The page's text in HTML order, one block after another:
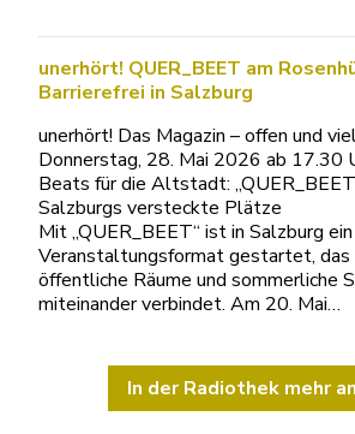
unerhört! QUER_BEET am
Barrierefrei in Salzburg
unerhört! Das Magazin – offen und
Donnerstag, 28. Mai 2026 ab 17.30
Beats für die Altstadt:
Salzburgs versteckte Plätze
Mit „QUER_BEET“ ist in Salzburg
Veranstaltungsformat gestartet, das
öffentliche Räume und sommerliche
miteinander verbindet. Am 20. Mai…
In der Radiothek mehr